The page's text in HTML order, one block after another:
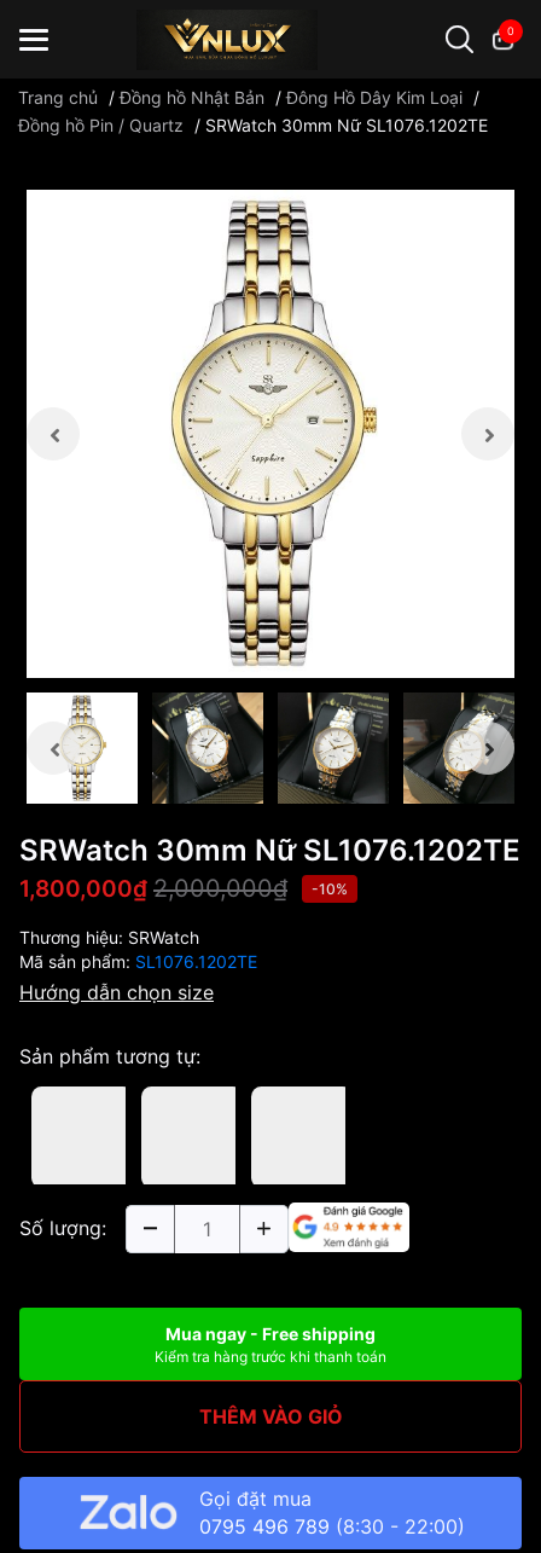
0
Trang chủ /Đồng hồ Nhật Bản /Đông Hồ Dây Kim Loại /
Đồng hồ Pin / Quartz
/ SRWatch 30mm Nữ SL1076.1202TE
SRWatch 30mm Nữ SL1076.1202TE
1,800,000₫ 2,000,000₫ -10%
Thương hiệu: SRWatch
Mã sản phẩm: SL1076.1202TE
Hướng dẫn chọn size
Sản phẩm tương tự:
Số lượng:
Mua ngay - Free shipping
Kiểm tra hàng trước khi thanh toán
THÊM VÀO GIỎ
Gọi đặt mua
0795 496 789 (8:30 - 22:00)